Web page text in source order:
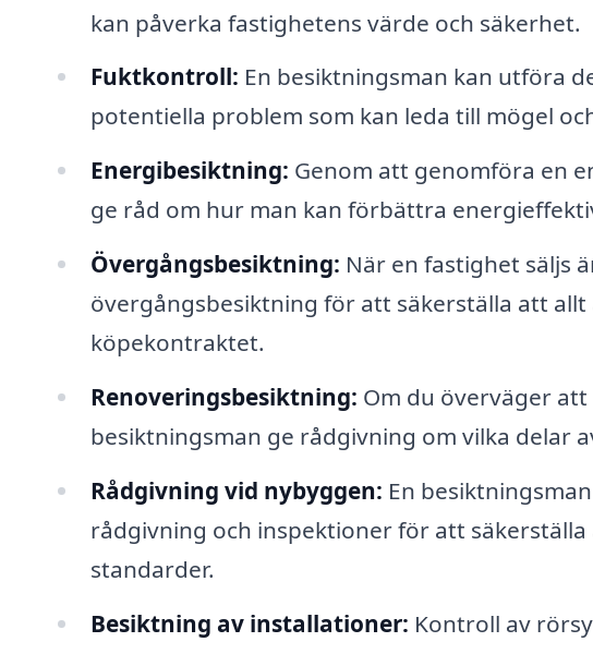
kan påverka fastighetens värde och säkerhet.
Fuktkontroll: En besiktningsman kan utföra
potentiella problem som kan leda till mögel
Energibesiktning: Genom att genomföra en
ge råd om hur man kan förbättra
Övergångsbesiktning: När en fastighet säljs
övergångsbesiktning för att säkerställa att allt
köpekontraktet.
Renoveringsbesiktning: Om du överväger
besiktningsman ge rådgivning om vilka delar
Rådgivning vid nybyggen: En
rådgivning och inspektioner för att
standarder.
Besiktning av installationer: Kontroll av